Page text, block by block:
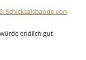
Schicksalsbande von
endlich gut